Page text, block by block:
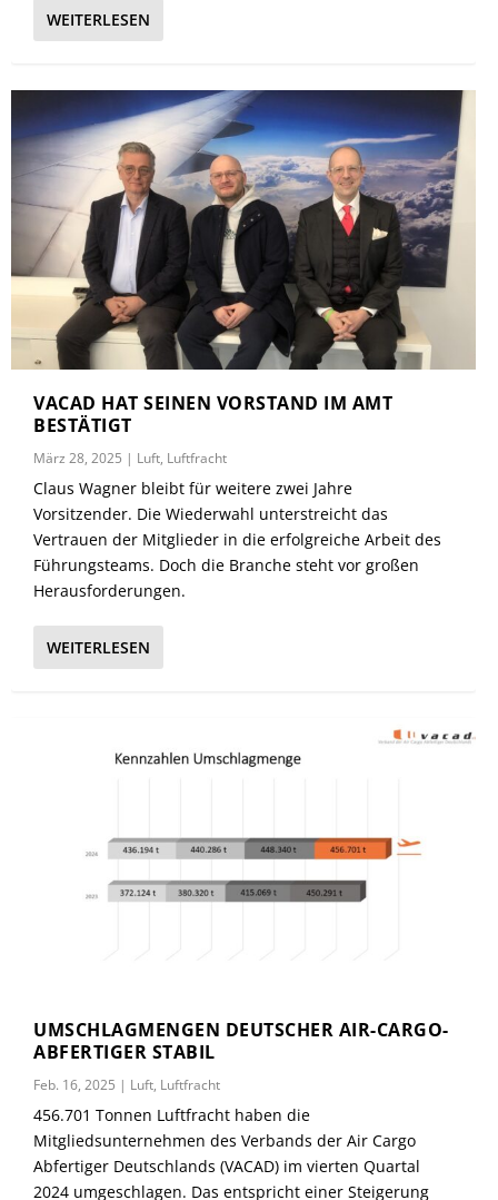
WEITERLESEN
VACAD HAT SEINEN VORSTAND IM AMT
BESTÄTIGT
März 28, 2025 | Luft, Luftfracht
Claus Wagner bleibt für weitere zwei Jahre
Vorsitzender. Die Wiederwahl unterstreicht das
Vertrauen der Mitglieder in die erfolgreiche Arbeit des
Führungsteams. Doch die Branche steht vor großen
Herausforderungen.
WEITERLESEN
UMSCHLAGMENGEN DEUTSCHER AIR-CARGO-
ABFERTIGER STABIL
Feb. 16, 2025 | Luft, Luftfracht
456.701 Tonnen Luftfracht haben die
Mitgliedsunternehmen des Verbands der Air Cargo
Abfertiger Deutschlands (VACAD) im vierten Quartal
2024 umgeschlagen. Das entspricht einer Steigerung